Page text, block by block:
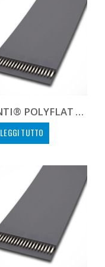
CONTI® POLYFLAT FLA F 50 XHP II
LEGGI TUTTO